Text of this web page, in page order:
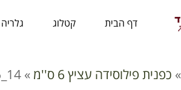
דף הבית קטלוג גלריה
» כפנית פילוסידה עציץ 6 ס''מ »